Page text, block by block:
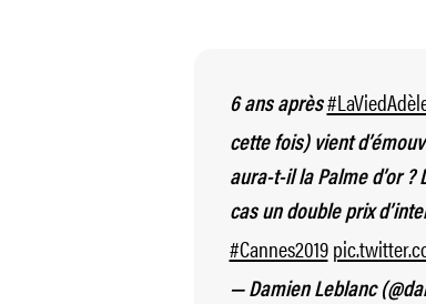
6 ans après
cette fois) vient
aura-t-il la Palme d’or
cas un double prix
#Cannes2019
— Damien Leblanc